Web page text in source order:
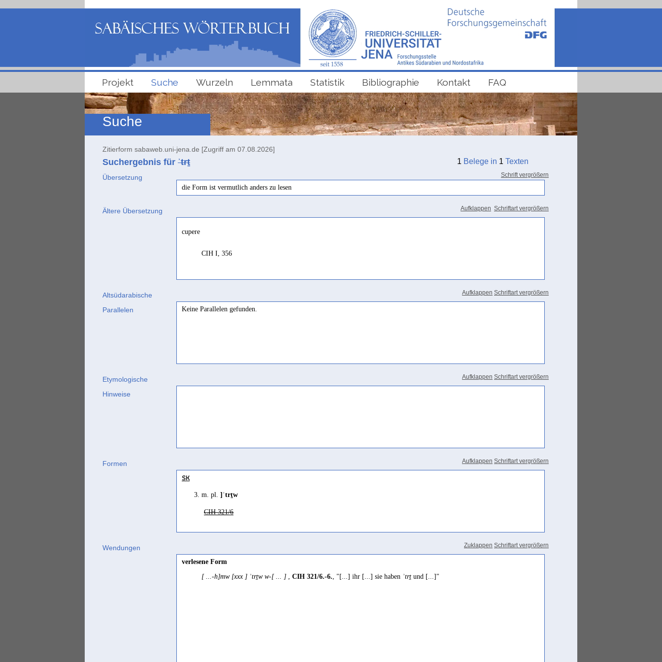
Projekt Suche Wurzeln Lemmata Statistik Bibliographie Kontakt FAQ
Suche
Zitierform sabaweb.uni-jena.de [Zugriff am 07.08.2026]
Suchergebnis für ʾtrṯ 1 Belege in 1 Texten
Übersetzung Schrift vergrößern
die Form ist vermutlich anders zu lesen
Ältere Übersetzung Aufklappen Schriftart vergrößern
cupere
CIH I, 356
Altsüdarabische
Parallelen
Aufklappen Schriftart vergrößern
Keine Parallelen gefunden.
Etymologische
Hinweise
Aufklappen Schriftart vergrößern
Formen Aufklappen Schriftart vergrößern
SK
3. m. pl. ]ʾtrṯw
CIH 321/6
Wendungen Zuklappen Schriftart vergrößern
verlesene Form
[ ...-h]mw [xxx ] ʾtrṯw w-[ ... ] , CIH 321/6.-6., "[...] ihr [...] sie haben ʾtrṯ und [...]"